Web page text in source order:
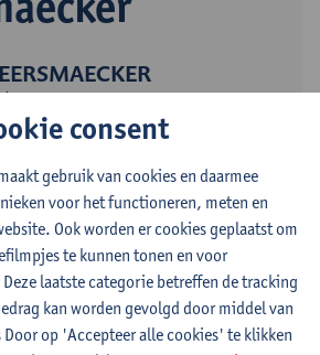
consent
gebruik van cookies en daarmee
voor het functioneren, meten en
Ook worden er cookies geplaatst om
te kunnen tonen en voor
laatste categorie betreffen de tracking
kan worden gevolgd door middel van
op 'Accepteer alle cookies' te klikken